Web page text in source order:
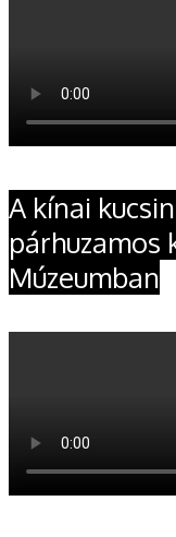
A kínai
párhuzamos
Múzeumban